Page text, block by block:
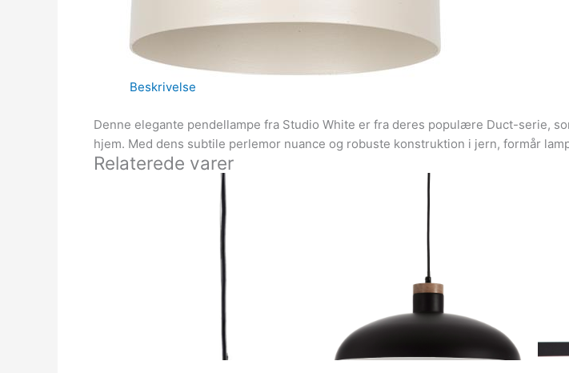
Beskrivelse
Denne elegante pendellampe fra Studio White er fra deres populære Duct-serie,
hjem. Med dens subtile perlemor nuance og robuste konstruktion i jern, formår
Relaterede varer